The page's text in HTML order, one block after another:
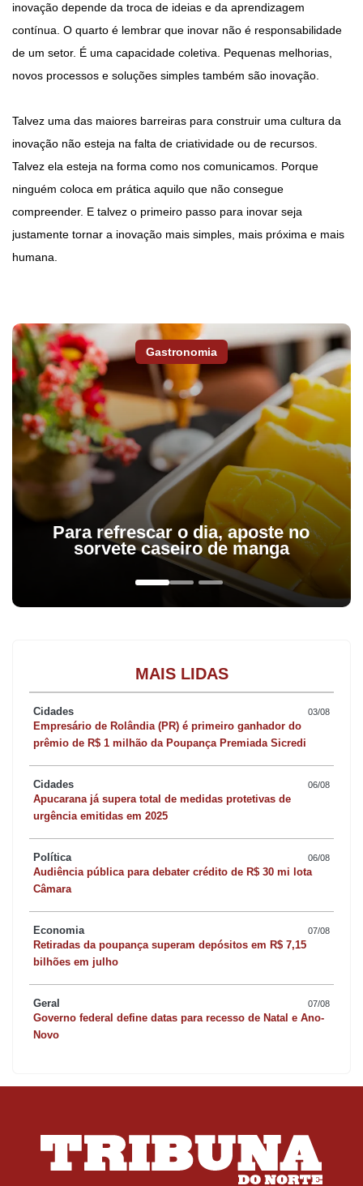
inovação depende da troca de ideias e da aprendizagem
contínua. O quarto é lembrar que inovar não é responsabilidade
de um setor. É uma capacidade coletiva. Pequenas melhorias,
novos processos e soluções simples também são inovação.
Talvez uma das maiores barreiras para construir uma cultura da
inovação não esteja na falta de criatividade ou de recursos.
Talvez ela esteja na forma como nos comunicamos. Porque
ninguém coloca em prática aquilo que não consegue
compreender. E talvez o primeiro passo para inovar seja
justamente tornar a inovação mais simples, mais próxima e mais
humana.
Gastronomia
Para refrescar o dia, aposte no
sorvete caseiro de manga
MAIS LIDAS
Cidades 03/08
Empresário de Rolândia (PR) é primeiro ganhador do
prêmio de R$ 1 milhão da Poupança Premiada Sicredi
Cidades 06/08
Apucarana já supera total de medidas protetivas de
urgência emitidas em 2025
Política 06/08
Audiência pública para debater crédito de R$ 30 mi lota
Câmara
Economia 07/08
Retiradas da poupança superam depósitos em R$ 7,15
bilhões em julho
Geral 07/08
Governo federal define datas para recesso de Natal e Ano-
Novo